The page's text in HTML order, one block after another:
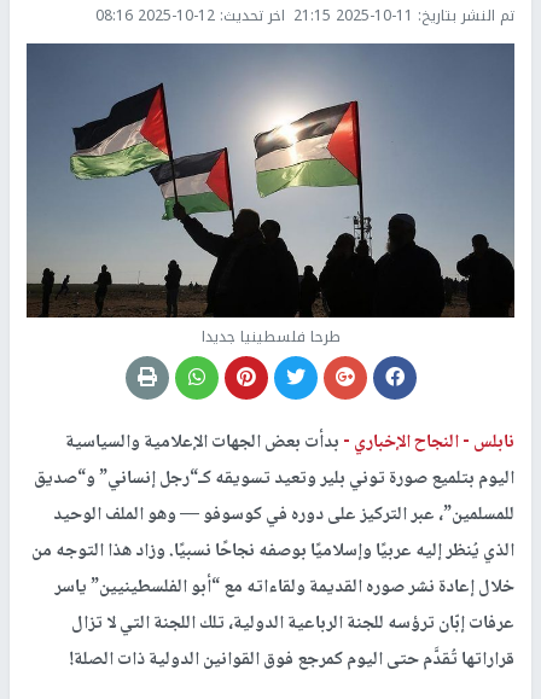
تم النشر بتاريخ: 2025-10-11 21:15 اخر تحديث: 2025-10-12 08:16
طرحا فلسطينيا جديدا
نابلس -النجاح الإخباري -بدأت بعض الجهات الإعلامية والسياسية
اليوم بتلميع صورة توني بلير وتعيد تسويقه كـ“رجل إنساني” و“صديق
للمسلمين”، عبر التركيز على دوره في كوسوفو — وهو الملف الوحيد
الذي يُنظر إليه عربيًا وإسلاميًا بوصفه نجاحًا نسبيًا. وزاد هذا التوجه من
خلال إعادة نشر صوره القديمة ولقاءاته مع “أبو الفلسطينيين” ياسر
عرفات إبّان ترؤسه للجنة الرباعية الدولية، تلك اللجنة التي لا تزال
قراراتها تُقدَّم حتى اليوم كمرجع فوق القوانين الدولية ذات الصلة!